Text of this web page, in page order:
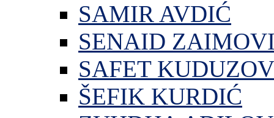
SAMIR AVDIĆ
SENAID
SAFET
ŠEFIK KURDIĆ